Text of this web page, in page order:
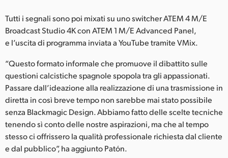
Tutti i segnali sono poi mixati su uno switcher ATEM 4 M/E
Broadcast Studio 4K con ATEM 1 M/E Advanced Panel,
e l’uscita di programma inviata a YouTube tramite VMix.
“Questo formato informale che promuove il dibattito sulle
questioni calcistiche spagnole spopola tra gli appassionati.
Passare dall’ideazione alla realizzazione di una trasmissione in
diretta in così breve tempo non sarebbe mai stato possibile
senza Blackmagic Design. Abbiamo fatto delle scelte tecniche
tenendo sì conto delle nostre aspirazioni, ma che al tempo
stesso ci offrissero la qualità professionale richiesta dal cliente
e dal pubblico”, ha aggiunto Patón.